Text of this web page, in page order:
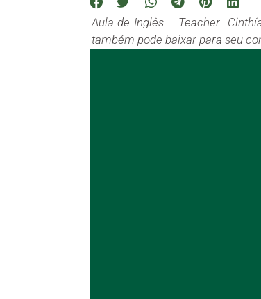
Aula de Inglês – Teacher
também pode baixar para seu